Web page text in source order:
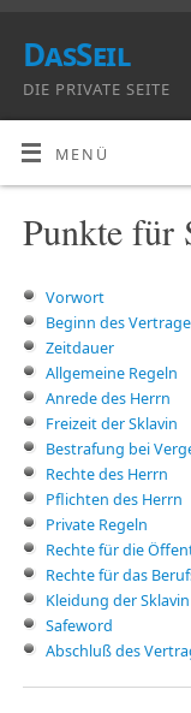
DasSeil
DIE PRIVATE SEITE
MENÜ
Punkte für
Vorwort
Beginn des
Zeitdauer
Allgemeine Regeln
Anrede des Herrn
Freizeit der Sklavin
Bestrafung bei
Rechte des Herrn
Pflichten des Herrn
Private Regeln
Rechte für die
Rechte für das
Kleidung der Sklavin
Safeword
Abschluß des